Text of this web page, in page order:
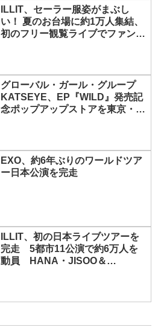
ILLIT、セーラー服姿がまぶし
い！ 夏のお台場に約1万人集結、
初のフリー観覧ライブでファンを
グローバル・ガール・グループ
KATSEYE、EP『WILD』発売記
念ポップアップストアを東京・原
EXO、約6年ぶりのワールドツア
ー日本公演を完走
ILLIT、初の日本ライブツアーを
完走 5都市11公演で約6万人を
動員 HANA・JISOO＆